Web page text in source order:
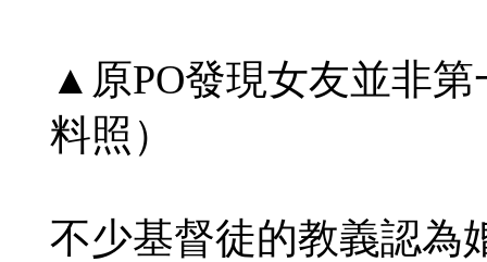
▲原PO發現女友並非
料照）
不少基督徒的教義認為